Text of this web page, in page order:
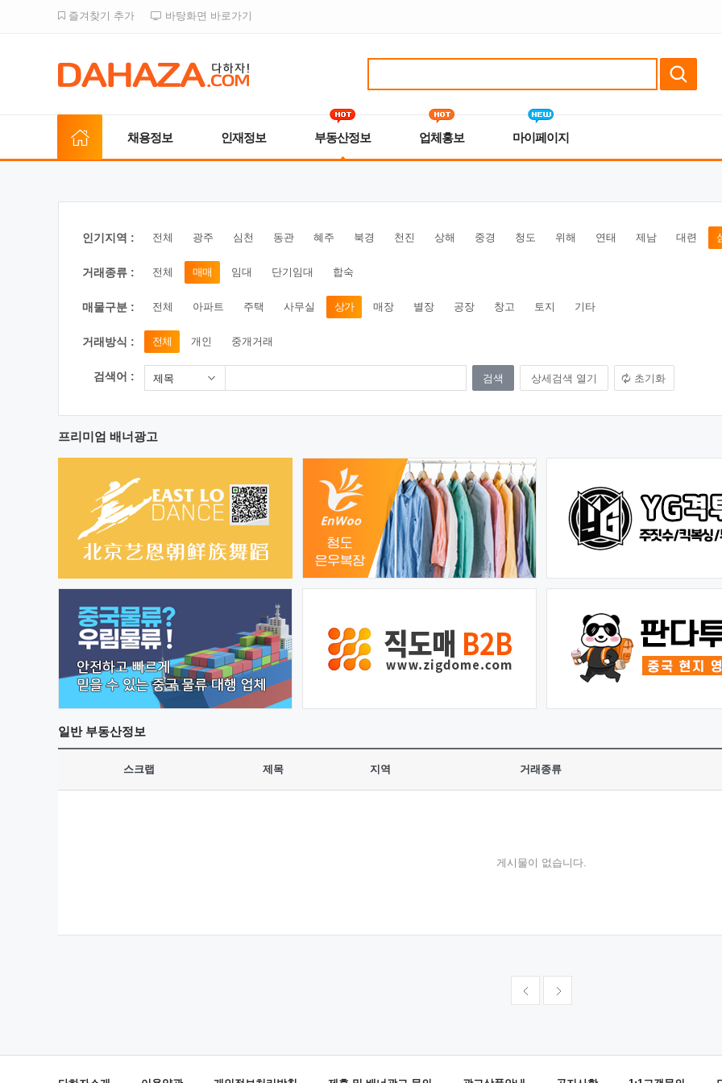
즐겨찾기 추가 바탕화면 바로가기
채용정보 인재정보 부동산정보 업체홍보 마이페이지
인기지역 : 전체 광주 심천 동관 혜주 북경 천진 상해 중경 청도 위해 연태 제남 대련
거래종류 : 전체 매매 임대 단기임대 합숙
매물구분 : 전체 아파트 주택 사무실 상가 매장 별장 공장 창고 토지 기타
거래방식 : 전체 개인 중개거래
검색어 : 제목 상세검색 열기 초기화
프리미엄 배너광고
일반부동산정보
스크랩 제목 지역 거래종류
게시물이 없습니다.